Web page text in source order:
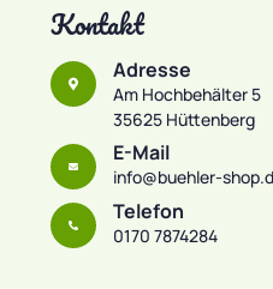
Kontakt
Adresse
Am Hochbehälter 5
35625 Hüttenberg
E-Mail
info@buehler-
Telefon
0170 7874284